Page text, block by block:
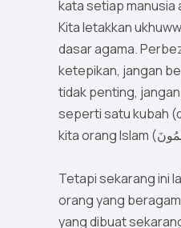
kata setiap manusia
Kita letakkan
dasar agama.
ketepikan, jangan
tidak penting,
seperti satu kubah
Tetapi sekarang ini
orang yang
yang dibuat